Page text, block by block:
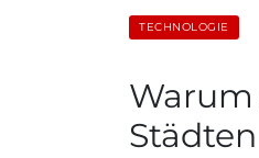
TECHNOLOGIE